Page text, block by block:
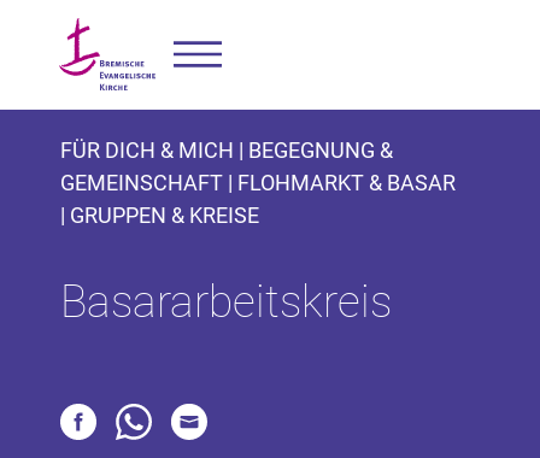
FÜR DICH & MICH | BEGEGNUNG &
GEMEINSCHAFT | FLOHMARKT & BASAR
| GRUPPEN & KREISE
Basararbeitskreis